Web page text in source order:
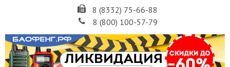
8 (8332) 75-66-88
8 (800) 100-57-79